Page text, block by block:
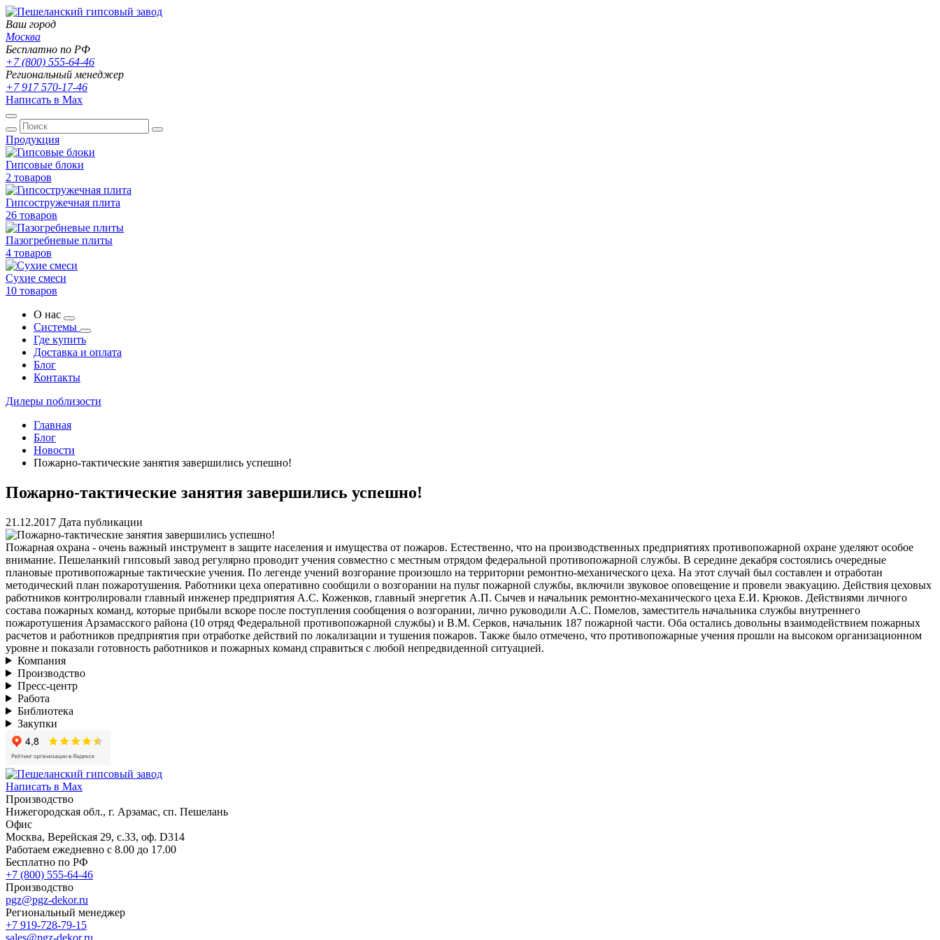
Ваш город
Москва
Бесплатно по РФ
+7 (800) 555-64-46
Региональный менеджер
+7 917 570-17-46
Написать в Max
Продукция
Гипсовые блоки
2 товаров
Гипсостружечная плита
26 товаров
Пазогребневые плиты
4 товаров
Сухие смеси
10 товаров
О нас
Системы
Где купить
Доставка и оплата
Блог
Контакты
Дилеры поблизости
Главная
Блог
Новости
Пожарно-тактические занятия завершились успешно!
Пожарно-тактические занятия завершились успешно!
21.12.2017 Дата публикации
Пожарная охрана - очень важный инструмент в защите населения и имущества от пожаров. Естественно, что на производственных предприятиях противопожарной охране уделяют особое
внимание. Пешеланкий гипсовый завод регулярно проводит учения совместно с местным отрядом федеральной противопожарной службы. В середине декабря состоялись очередные
плановые противопожарные тактические учения. По легенде учений возгорание произошло на территории ремонтно-механического цеха. На этот случай был составлен и отработан
методический план пожаротушения. Работники цеха оперативно сообщили о возгорании на пульт пожарной службы, включили звуковое оповещение и провели эвакуацию. Действия цеховых
работников контролировали главный инженер предприятия А.С. Коженков, главный энергетик А.П. Сычев и начальник ремонтно-механического цеха Е.И. Крюков. Действиями личного
состава пожарных команд, которые прибыли вскоре после поступления сообщения о возгорании, лично руководили А.С. Помелов, заместитель начальника службы внутреннего
пожаротушения Арзамасского района (10 отряд Федеральной противопожарной службы) и В.М. Серков, начальник 187 пожарной части. Оба остались довольны взаимодействием пожарных
расчетов и работников предприятия при отработке действий по локализации и тушения пожаров. Также было отмечено, что противопожарные учения прошли на высоком организационном
уровне и показали готовность работников и пожарных команд справиться с любой непредвиденной ситуацией.
Компания
Производство
Пресс-центр
Работа
Библиотека
Закупки
Написать в Max
Производство
Нижегородская обл., г. Арзамас, сп. Пешелань
Офис
Москва, Верейская 29, с.33, оф. D314
Работаем ежедневно с 8.00 до 17.00
Бесплатно по РФ
+7 (800) 555-64-46
Производство
pgz@pgz-dekor.ru
Региональный менеджер
+7 919-728-79-15
sales@pgz-dekor.ru